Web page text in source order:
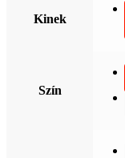
Kinek
Szín